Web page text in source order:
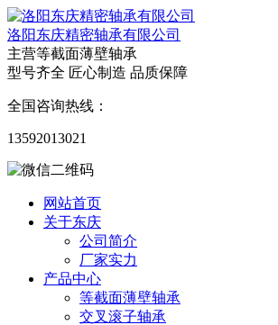
洛阳东庆精密轴承有限公司
主营等截面薄壁轴承
型号齐全 匠心制造 品质保障
全国咨询热线：
13592013021
网站首页
关于东庆
公司简介
厂家实力
产品中心
等截面薄壁轴承
交叉滚子轴承